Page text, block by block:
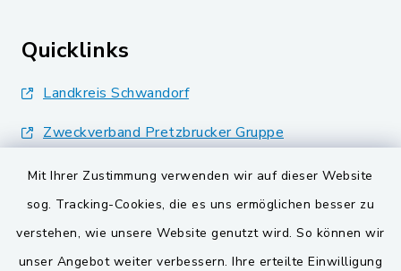
Mit Ihrer Zustimmung verwenden wir auf dieser Website
sog. Tracking-Cookies, die es uns ermöglichen besser zu
verstehen, wie unsere Website genutzt wird. So können wir
unser Angebot weiter verbessern. Ihre erteilte Einwilligung
Quicklinks
Landkreis Schwandorf
Zweckverband Pretzbrucker Gruppe
BayernPortal
Gemeinden der
Verwaltungsgemeinschaft